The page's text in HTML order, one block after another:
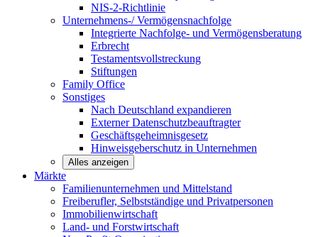
NIS-2-Richtlinie
Unternehmens-/Vermögensnachfolge
Integrierte Nachfolge- und Vermögensberatung
Erbrecht
Testamentsvollstreckung
Stiftungen
Family Office
Sonstiges
Nach Deutschland expandieren
Externer Datenschutzbeauftragter
Geschäftsgeheimnisgesetz
Hinweisgeberschutz in Unternehmen
Alles anzeigen
Märkte
Familienunternehmen und Mittelstand
Freiberufler, Selbstständige und Privatpersonen
Immobilienwirtschaft
Land- und Forstwirtschaft